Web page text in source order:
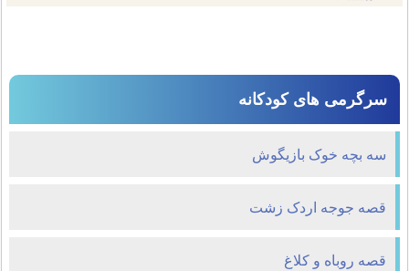
سرگرمی های کودکانه
سه بچه خوک بازیگوش
قصه جوجه اردک زشت
قصه روباه و كلاغ